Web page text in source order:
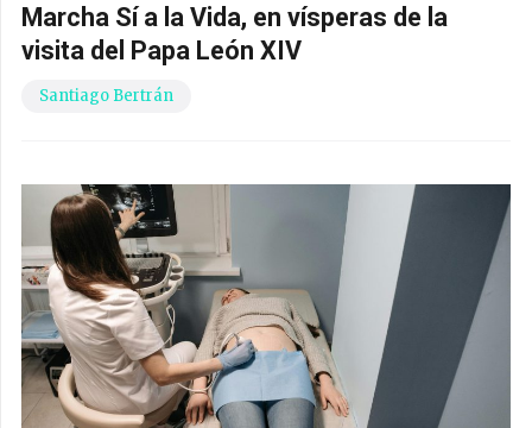
Marcha Sí a la Vida, en vísperas de la
visita del Papa León XIV
Santiago Bertrán